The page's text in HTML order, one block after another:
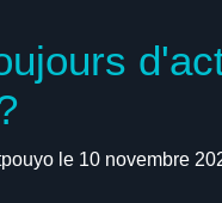
le 10 novembre